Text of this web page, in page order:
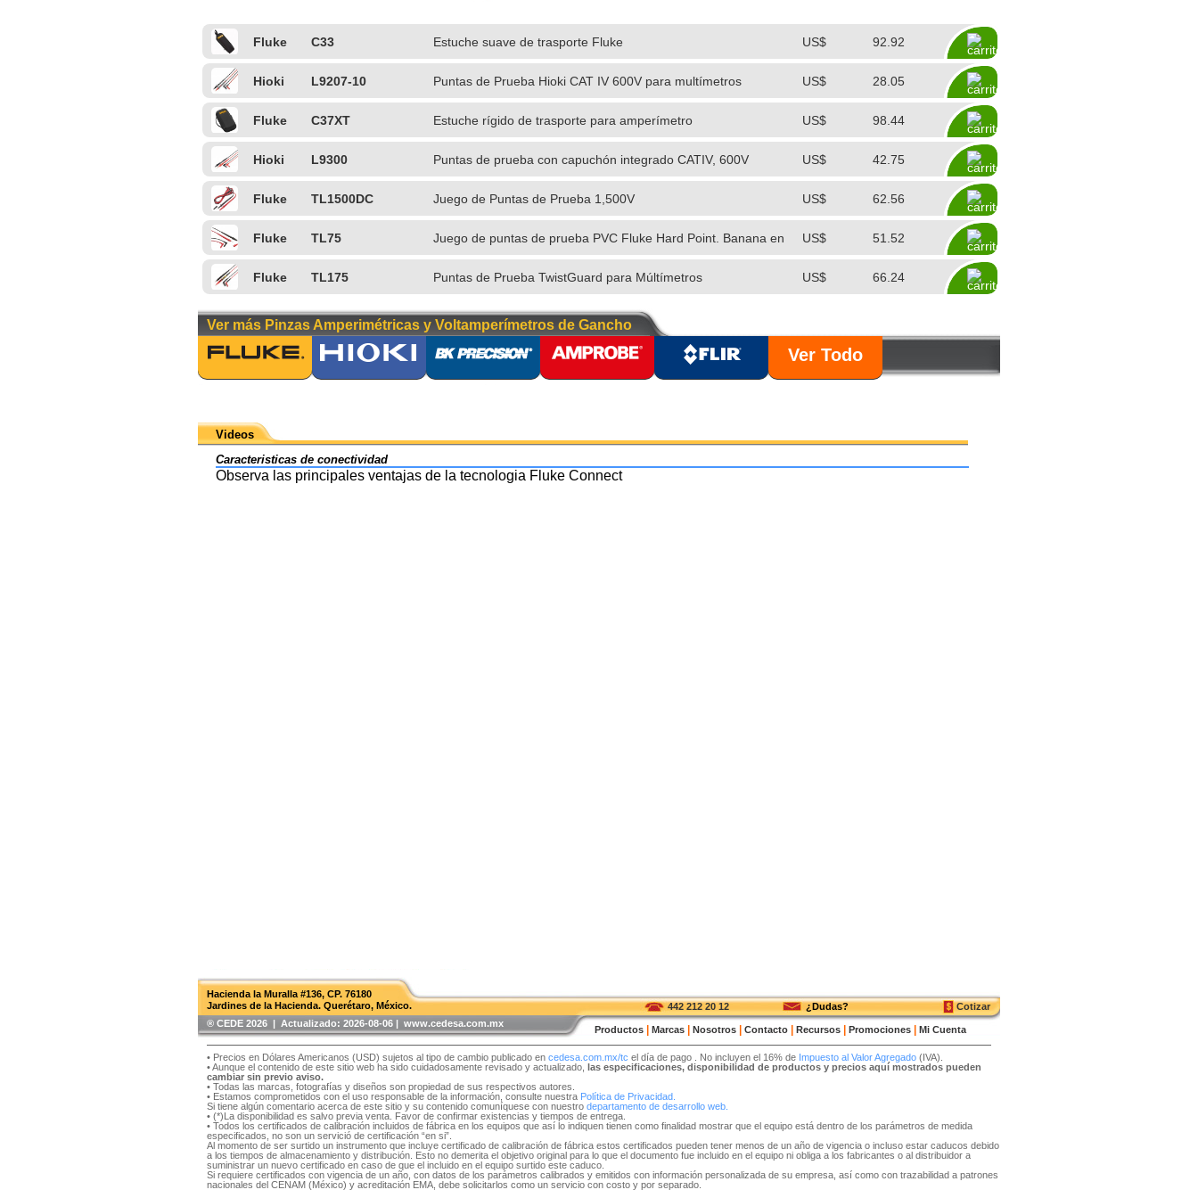
Fluke C33 Estuche suave de trasporte Fluke US$ 92.92
Hioki L9207-10
Puntas de Prueba Hioki CAT IV 600V para multímetros
US$ 28.05
Fluke C37XT Estuche rígido de trasporte para amperímetro US$ 98.44
Hioki L9300 Puntas de prueba con capuchón integrado CATIV, 600V US$ 42.75
Fluke TL1500DC Juego de Puntas de Prueba 1,500V US$ 62.56
Fluke TL75
Juego de puntas de prueba PVC Fluke Hard Point. Banana en
US$ 51.52
Fluke TL175 Puntas de Prueba TwistGuard para Múltímetros US$ 66.24
Ver más Pinzas Amperimétricas y Voltamperímetros de Gancho
Ver Todo
Videos
Caracteristicas de conectividad
Observa las principales ventajas de la tecnologia Fluke Connect
Hacienda la Muralla #136, CP. 76180
Jardines de la Hacienda. Querétaro, México.
®️ CEDE 2026 | Actualizado: 2026-08-06 | www.cedesa.com.mx
442 212 20 12 ¿Dudas? Cotizar
Productos | Marcas | Nosotros | Contacto | Recursos | Promociones | Mi Cuenta
• Precios en Dólares Americanos (USD) sujetos al tipo de cambio publicado en cedesa.com.mx/tc el día de pago . No incluyen el 16% de Impuesto al Valor Agregado (IVA).
• Aunque el contenido de este sitio web ha sido cuidadosamente revisado y actualizado, las especificaciones, disponibilidad de productos y precios aquí mostrados pueden
cambiar sin previo aviso.
• Todas las marcas, fotografías y diseños son propiedad de sus respectivos autores.
• Estamos comprometidos con el uso responsable de la información, consulte nuestra Política de Privacidad.
Si tiene algún comentario acerca de este sitio y su contenido comuníquese con nuestro departamento de desarrollo web.
• (*)La disponibilidad es salvo previa venta. Favor de confirmar existencias y tiempos de entrega.
• Todos los certificados de calibración incluidos de fábrica en los equipos que así lo indiquen tienen como finalidad mostrar que el equipo está dentro de los parámetros de medida
especificados, no son un servició de certificación “en si”.
Al momento de ser surtido un instrumento que incluye certificado de calibración de fábrica estos certificados pueden tener menos de un año de vigencia o incluso estar caducos debido
a los tiempos de almacenamiento y distribución. Esto no demerita el objetivo original para lo que el documento fue incluido en el equipo ni obliga a los fabricantes o al distribuidor a
suministrar un nuevo certificado en caso de que el incluido en el equipo surtido este caduco.
Si requiere certificados con vigencia de un año, con datos de los parámetros calibrados y emitidos con información personalizada de su empresa, así como con trazabilidad a patrones
nacionales del CENAM (México) y acreditación EMA, debe solicitarlos como un servicio con costo y por separado.